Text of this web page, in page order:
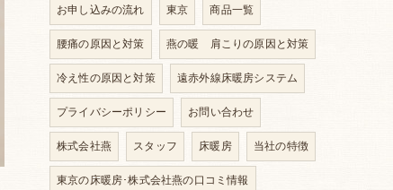
お申し込みの流れ 東京
商品一覧
腰痛の原因と対策
燕の暖 肩こりの原因と対策
冷え性の原因と対策
遠赤外線床暖房システム
プライバシーポリシー
お問い合わせ
株式会社燕
スタッフ 床暖房
当社の特徴
東京の床暖房･株式会社燕の口コミ情報